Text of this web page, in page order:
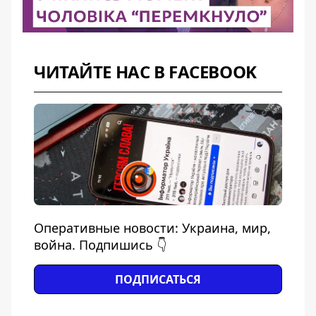
ЧИТАЙТЕ НАС В FACEBOOK
Оперативные новости: Украина, мир,
война. Подпишись 👇
ПОДПИСАТЬСЯ